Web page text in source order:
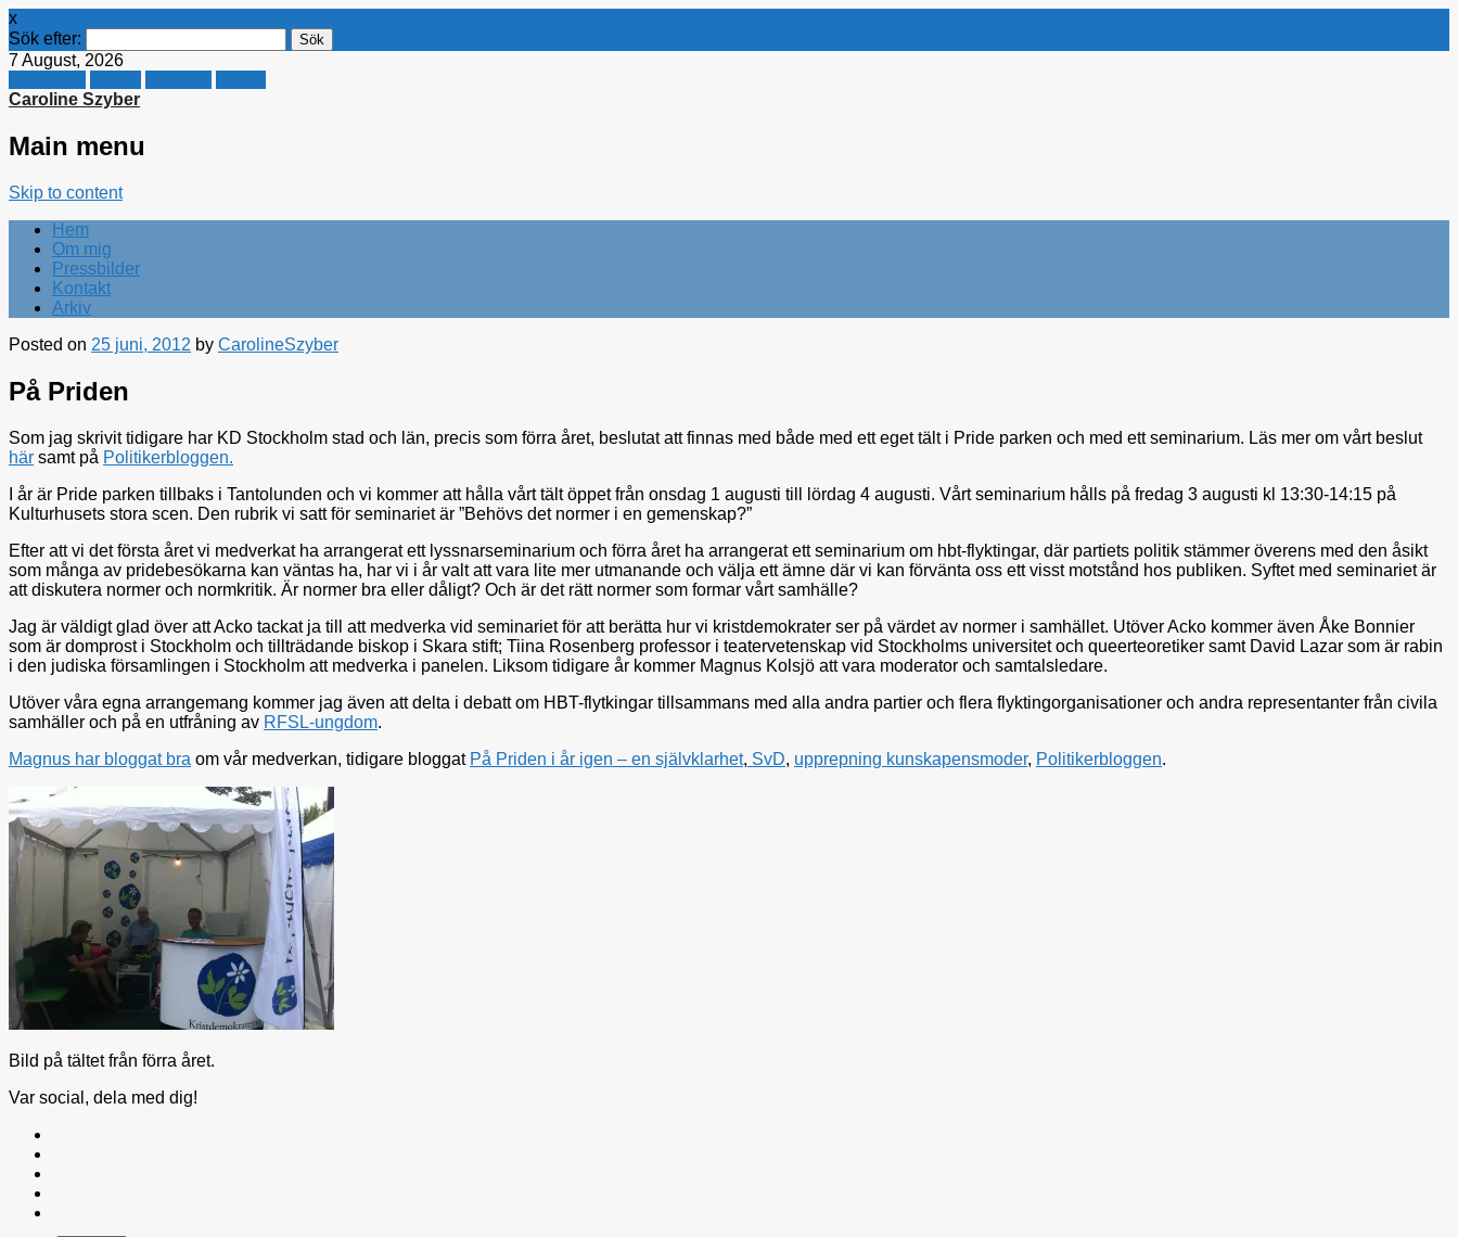
x
Sök efter:
7 August, 2026
Caroline Szyber
Main menu
Skip to content
Hem
Om mig
Pressbilder
Kontakt
Arkiv
Posted on 25 juni, 2012 by CarolineSzyber
På Priden
Som jag skrivit tidigare har KD Stockholm stad och län, precis som förra året, beslutat att finnas med både med ett eget tält i Pride parken och med ett seminarium. Läs mer om vårt beslut
här samt på Politikerbloggen.
I år är Pride parken tillbaks i Tantolunden och vi kommer att hålla vårt tält öppet från onsdag 1 augusti till lördag 4 augusti. Vårt seminarium hålls på fredag 3 augusti kl 13:30-14:15 på
Kulturhusets stora scen. Den rubrik vi satt för seminariet är ”Behövs det normer i en gemenskap?”
Efter att vi det första året vi medverkat ha arrangerat ett lyssnarseminarium och förra året ha arrangerat ett seminarium om hbt-flyktingar, där partiets politik stämmer överens med den åsikt
som många av pridebesökarna kan väntas ha, har vi i år valt att vara lite mer utmanande och välja ett ämne där vi kan förvänta oss ett visst motstånd hos publiken. Syftet med seminariet är
att diskutera normer och normkritik. Är normer bra eller dåligt? Och är det rätt normer som formar vårt samhälle?
Jag är väldigt glad över att Acko tackat ja till att medverka vid seminariet för att berätta hur vi kristdemokrater ser på värdet av normer i samhället. Utöver Acko kommer även Åke Bonnier
som är domprost i Stockholm och tillträdande biskop i Skara stift; Tiina Rosenberg professor i teatervetenskap vid Stockholms universitet och queerteoretiker samt David Lazar som är rabin
i den judiska församlingen i Stockholm att medverka i panelen. Liksom tidigare år kommer Magnus Kolsjö att vara moderator och samtalsledare.
Utöver våra egna arrangemang kommer jag även att delta i debatt om HBT-flytkingar tillsammans med alla andra partier och flera flyktingorganisationer och andra representanter från civila
samhäller och på en utfråning av RFSL-ungdom.
Magnus har bloggat bra om vår medverkan, tidigare bloggat På Priden i år igen – en självklarhet, SvD, upprepning kunskapensmoder, Politikerbloggen.
Bild på tältet från förra året.
Var social, dela med dig!